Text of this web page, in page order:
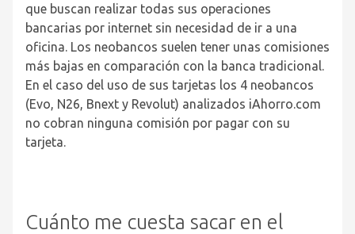
que buscan realizar todas sus operaciones
bancarias por internet sin necesidad de ir a una
oficina. Los neobancos suelen tener unas comisiones
más bajas en comparación con la banca tradicional.
En el caso del uso de sus tarjetas los 4 neobancos
(Evo, N26, Bnext y Revolut) analizados iAhorro.com
no cobran ninguna comisión por pagar con su
tarjeta.
Cuánto me cuesta sacar en el